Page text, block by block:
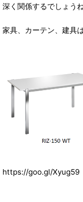
深く関係するでしょうね
家具、カーテン、建具
https://goo.gl/Xyug59